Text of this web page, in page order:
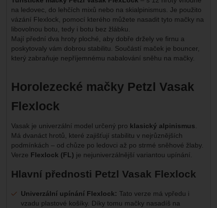
na ledovec, do lehčích mixů nebo na skialpinismus. Je použito
vázání Flexlock, pomocí kterého můžete nasadit tyto mačky na
libovolnou botu, tedy i botu bez žlábku.
Mají přední dva hroty ploché, aby dobře držely ve firnu a
poskytovaly vám dobrou stabilitu. Součástí maček je bouncer,
který zabraňuje nepříjemnému nabalování sněhu na mačky.
Horolezecké mačky Petzl Vasak
Flexlock
Vasak je univerzální model určený pro klasický alpinismus
Má dvanáct hrotů, které zajišťují stabilitu v nejrůznějších
podmínkách – od chůze po ledovci až po strmé sněhové žlaby.
Verze Flexlock (FL) je nejuniverzálnější variantou upínání.
Hlavní přednosti Petzl Vasak Flexlock
Univerzální upínání Flexlock: Tato verze má vpředu i
vzadu plastové košíky. Díky tomu mačky nasadíš na